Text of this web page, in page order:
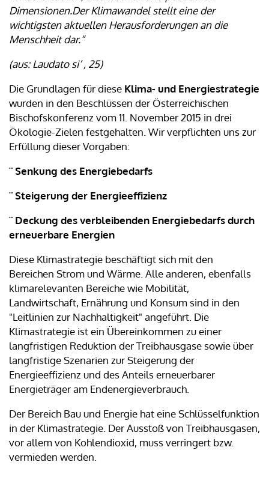
Dimensionen.Der Klimawandel stellt eine der
wichtigsten aktuellen Herausforderungen an die
Menschheit dar.“
(aus: Laudato si‘ , 25)
Die Grundlagen für diese Klima- und Energiestrategie
wurden in den Beschlüssen der Österreichischen
Bischofskonferenz vom 11. November 2015 in drei
Ökologie-Zielen festgehalten. Wir verpflichten uns zur
Erfüllung dieser Vorgaben:
¨ Senkung des Energiebedarfs
¨ Steigerung der Energieeffizienz
¨ Deckung des verbleibenden Energiebedarfs durch
erneuerbare Energien
Diese Klimastrategie beschäftigt sich mit den
Bereichen Strom und Wärme. Alle anderen, ebenfalls
klimarelevanten Bereiche wie Mobilität,
Landwirtschaft, Ernährung und Konsum sind in den
"Leitlinien zur Nachhaltigkeit" angeführt. Die
Klimastrategie ist ein Übereinkommen zu einer
langfristigen Reduktion der Treibhausgase sowie über
langfristige Szenarien zur Steigerung der
Energieeffizienz und des Anteils erneuerbarer
Energieträger am Endenergieverbrauch.
Der Bereich Bau und Energie hat eine Schlüsselfunktion
in der Klimastrategie. Der Ausstoß von Treibhausgasen,
vor allem von Kohlendioxid, muss verringert bzw.
vermieden werden.